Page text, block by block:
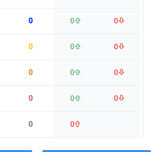
0 0 0
0 0 0
0 0 0
0 0 0
0 0